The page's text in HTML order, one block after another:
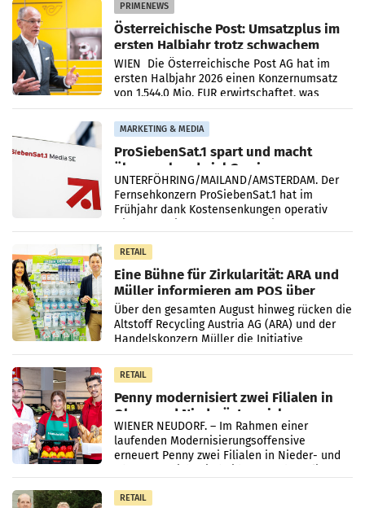
PRIMENEWS
Österreichische Post: Umsatzplus im
ersten Halbjahr trotz schwachem
Briefgeschäft
WIEN Die Österreichische Post AG hat im
ersten Halbjahr 2026 einen Konzernumsatz
von 1.544,0 Mio. EUR erwirtschaftet, was
einem Plus von 3,8 Prozent gegenüber dem
Vergleichszeitraum
MARKETING & MEDIA
ProSiebenSat.1 spart und macht
überraschend viel Gewinn
UNTERFÖHRING/MAILAND/AMSTERDAM. Der
Fernsehkonzern ProSiebenSat.1 hat im
Frühjahr dank Kostensenkungen operativ
RETAIL
Eine Bühne für Zirkularität: ARA und
Müller informieren am POS über
Kreislauffähigkeit
Über den gesamten August hinweg rücken die
Altstoff Recycling Austria AG (ARA) und der
Handelskonzern Müller die Initiative
„Kreislauf-Helden“ in allen österreichischen
Müller-Filialen
RETAIL
Penny modernisiert zwei Filialen in
Ober- und Niederösterreich
WIENER NEUDORF. – Im Rahmen einer
laufenden Modernisierungsoffensive
erneuert Penny zwei Filialen in Nieder- und
RETAIL